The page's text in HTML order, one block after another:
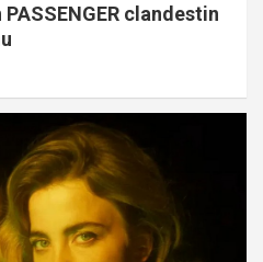
PASSENGER clandestin